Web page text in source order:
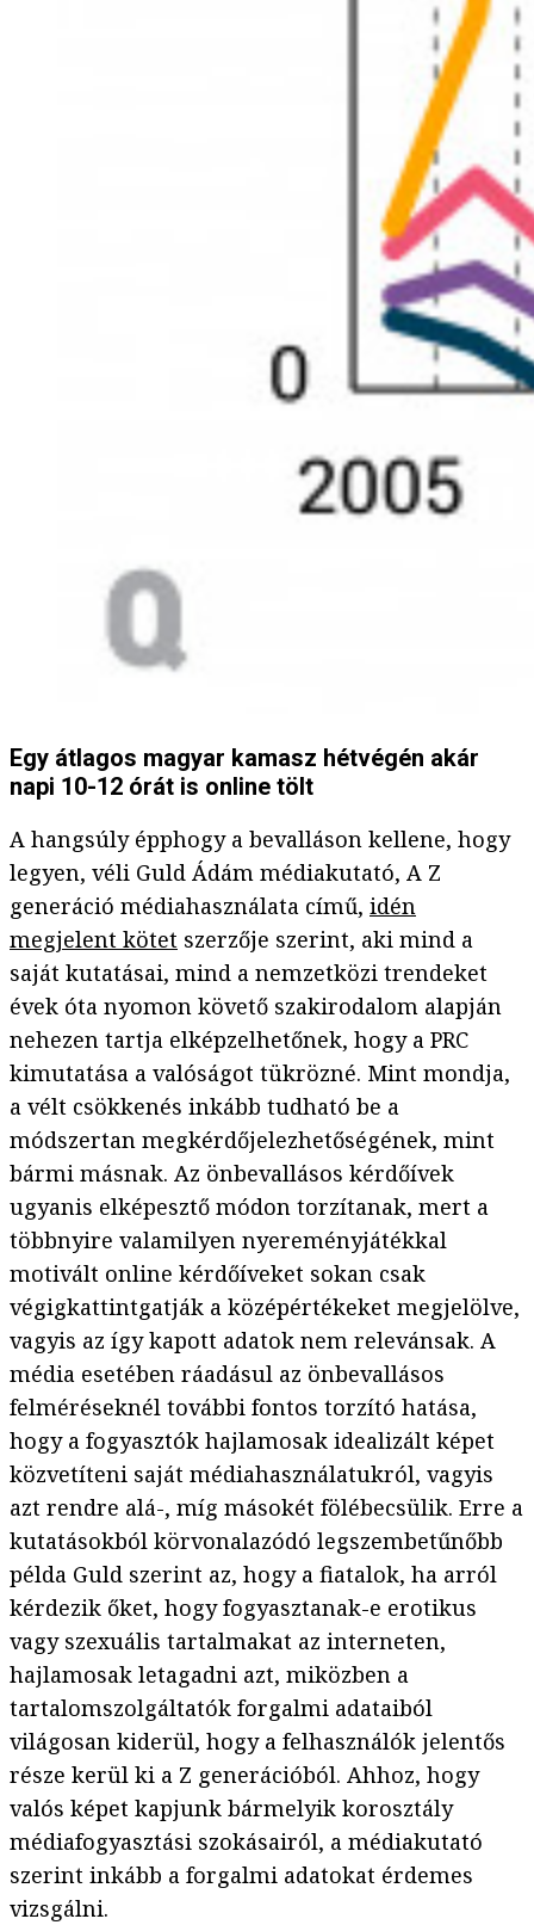
Egy átlagos magyar kamasz hétvégén akár
napi 10-12 órát is online tölt
A hangsúly épphogy a bevalláson kellene, hogy
legyen, véli Guld Ádám médiakutató, A Z
generáció médiahasználata című, idén
megjelent kötet szerzője szerint, aki mind a
saját kutatásai, mind a nemzetközi trendeket
évek óta nyomon követő szakirodalom alapján
nehezen tartja elképzelhetőnek, hogy a PRC
kimutatása a valóságot tükrözné. Mint mondja,
a vélt csökkenés inkább tudható be a
módszertan megkérdőjelezhetőségének, mint
bármi másnak. Az önbevallásos kérdőívek
ugyanis elképesztő módon torzítanak, mert a
többnyire valamilyen nyereményjátékkal
motivált online kérdőíveket sokan csak
végigkattintgatják a középértékeket megjelölve,
vagyis az így kapott adatok nem relevánsak. A
média esetében ráadásul az önbevallásos
felméréseknél további fontos torzító hatása,
hogy a fogyasztók hajlamosak idealizált képet
közvetíteni saját médiahasználatukról, vagyis
azt rendre alá-, míg másokét fölébecsülik. Erre a
kutatásokból körvonalazódó legszembetűnőbb
példa Guld szerint az, hogy a fiatalok, ha arról
kérdezik őket, hogy fogyasztanak-e erotikus
vagy szexuális tartalmakat az interneten,
hajlamosak letagadni azt, miközben a
tartalomszolgáltatók forgalmi adataiból
világosan kiderül, hogy a felhasználók jelentős
része kerül ki a Z generációból. Ahhoz, hogy
valós képet kapjunk bármelyik korosztály
médiafogyasztási szokásairól, a médiakutató
szerint inkább a forgalmi adatokat érdemes
vizsgálni.